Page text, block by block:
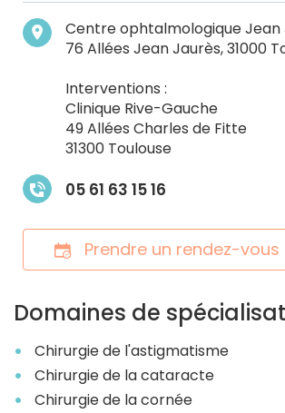
Centre ophtalmologique Jean
76 Allées Jean Jaurès, 31000
Interventions :
Clinique Rive-Gauche
49 Allées Charles de Fitte
31300 Toulouse
05 61 63 15 16
Prendre un rendez-vous
Domaines de
Chirurgie de l'astigmatisme
Chirurgie de la cataracte
Chirurgie de la cornée